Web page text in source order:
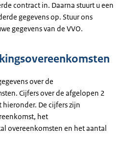
contract in. Daarna stuurt u een
gegevens op. Stuur ons
gegevens van de VVO.
over de
Cijfers over de afgelopen 2
De cijfers zijn
het
overeenkomsten en het aantal